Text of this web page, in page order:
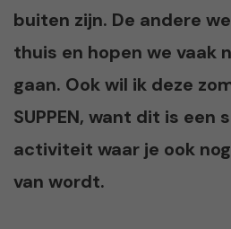
buiten zijn. De andere
thuis en hopen we vaak
gaan. Ook wil ik deze
SUPPEN, want dit is een
activiteit waar je ook
van wordt.